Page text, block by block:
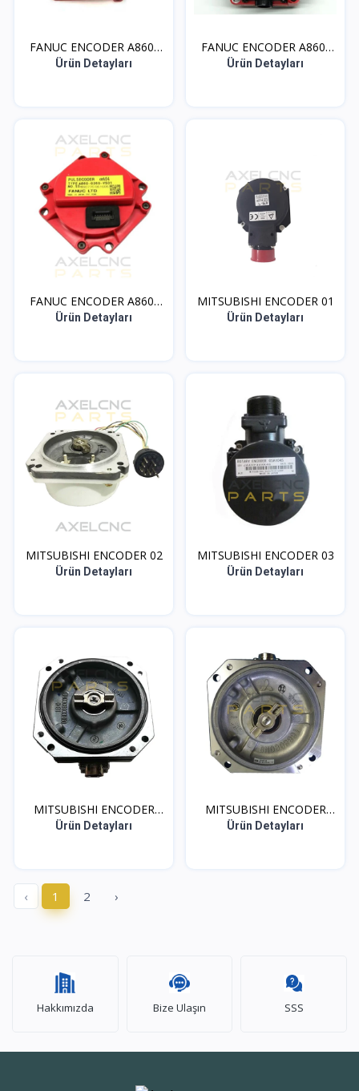
FANUC ENCODER A860-
036...
Ürün Detayları
FANUC ENCODER A860-
207...
Ürün Detayları
FANUC ENCODER A860-
036...
Ürün Detayları
MITSUBISHI ENCODER 01
Ürün Detayları
MITSUBISHI ENCODER 02
Ürün Detayları
MITSUBISHI ENCODER 03
Ürün Detayları
MITSUBISHI ENCODER
OSA1...
Ürün Detayları
MITSUBISHI ENCODER
OSA2...
Ürün Detayları
‹ 1 2 ›
Hakkımızda Bize Ulaşın SSS